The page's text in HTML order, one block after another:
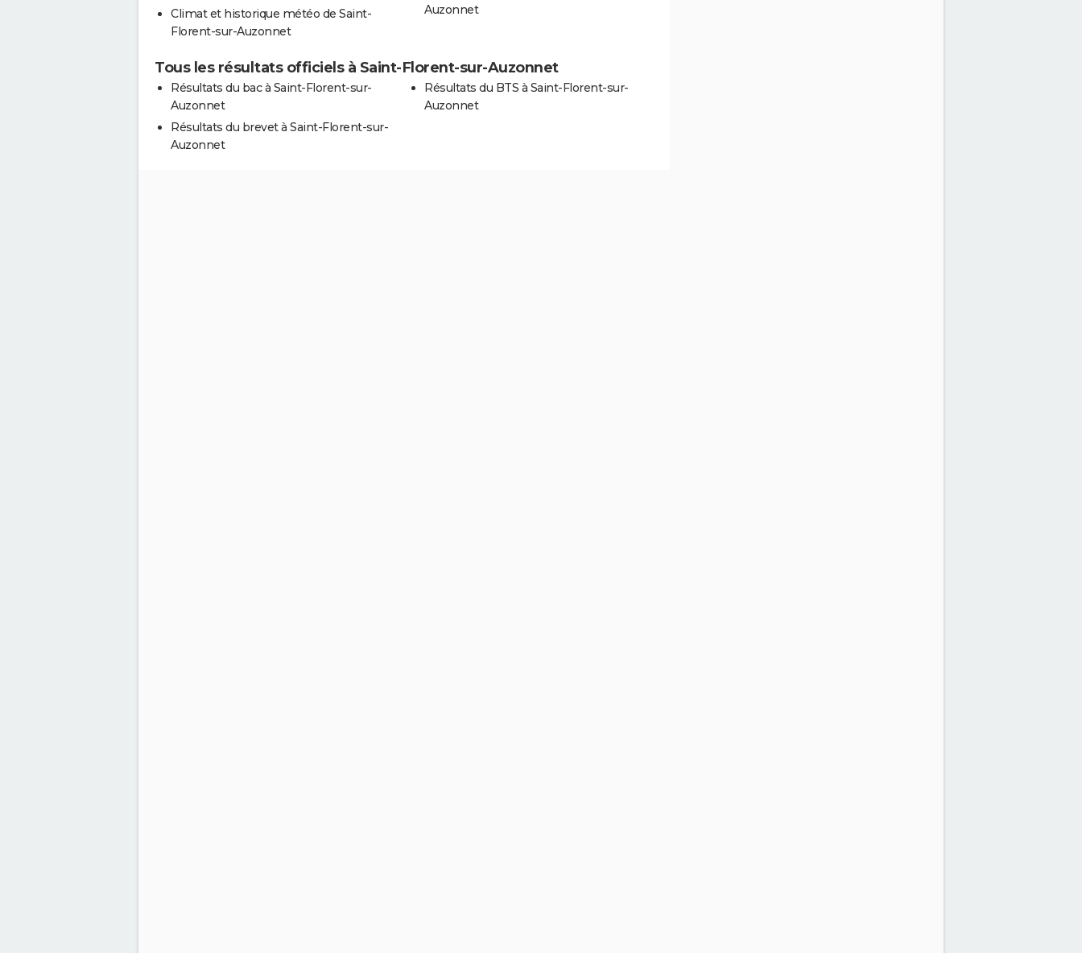
Climat et historique météo de Saint-
Florent-sur-Auzonnet
Auzonnet
Tous les résultats officiels à Saint-Florent-sur-Auzonnet
Résultats du bac à Saint-Florent-sur-
Auzonnet
Résultats du brevet à Saint-Florent-sur-
Auzonnet
Résultats du BTS à Saint-Florent-sur-
Auzonnet